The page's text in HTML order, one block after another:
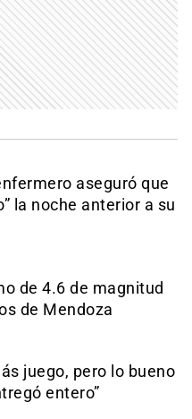
aseguró que
la noche anterior a su
de 4.6 de magnitud
de Mendoza
juego, pero lo bueno
entero”